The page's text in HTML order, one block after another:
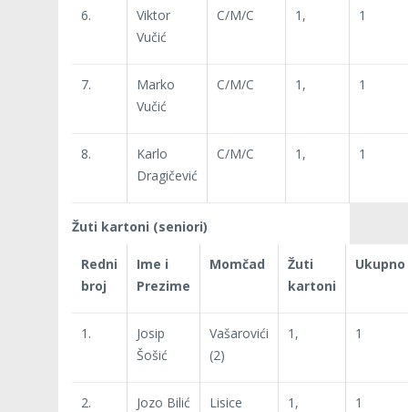
6.
Viktor
Vučić
C/M/C 1, 1
7.
Marko
Vučić
C/M/C 1, 1
8.
Karlo
Dragičević
C/M/C 1, 1
Žuti kartoni (seniori)
Redni
broj
Ime i
Prezime
Momčad
Žuti
kartoni
Ukupno
1.
Josip
Šošić
Vašarovići
(2)
1, 1
2. Jozo Bilić Lisice 1, 1